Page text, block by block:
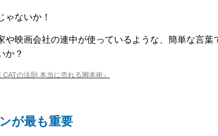
ゃないか！
や映画会社の連中が使っているような、簡単な言
か？
CATの法則 本当に売れる脚本術』
が最も重要